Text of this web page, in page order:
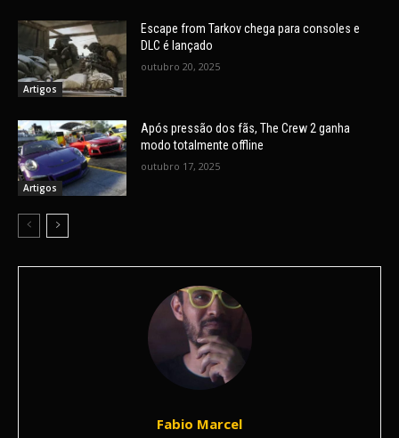
Artigos
Escape from Tarkov chega para consoles e
DLC é lançado
outubro 20, 2025
Artigos
Após pressão dos fãs, The Crew 2 ganha
modo totalmente offline
outubro 17, 2025
Fabio Marcel